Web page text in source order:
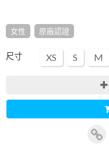
女性 原廠認證
尺寸 XS S M